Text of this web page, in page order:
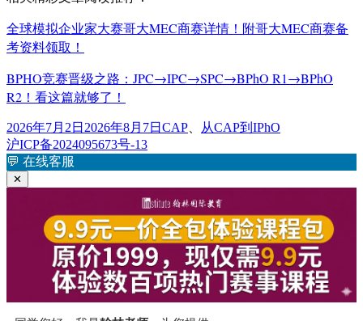
全球模拟企业家大赛哥大MEC商赛详情！附哥大MEC商赛备
考资料领取！
BPHO竞赛晋级之路：JPC→IPC→SPC→BPhO R1→BPhO
R2！看这篇就够了！
发
布
于
2026年7月2日 2026年8月7日 标
CAP
从CAP到IPhO
沪ICP备2024095673号-13
💬 在线客服
✕